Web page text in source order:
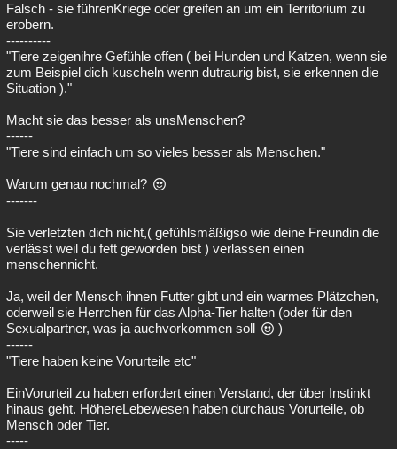
Falsch - sie führenKriege oder greifen an um ein Territorium zu
erobern.
----------
"Tiere zeigenihre Gefühle offen ( bei Hunden und Katzen, wenn sie
zum Beispiel dich kuscheln wenn dutraurig bist, sie erkennen die
Situation )."
Macht sie das besser als unsMenschen?
------
"Tiere sind einfach um so vieles besser als Menschen."
Warum genau nochmal?
-------
Sie verletzten dich nicht,( gefühlsmäßigso wie deine Freundin die
verlässt weil du fett geworden bist ) verlassen einen
menschennicht.
Ja, weil der Mensch ihnen Futter gibt und ein warmes Plätzchen,
oderweil sie Herrchen für das Alpha-Tier halten (oder für den
Sexualpartner, was ja auchvorkommen soll
)
------
"Tiere haben keine Vorurteile etc"
EinVorurteil zu haben erfordert einen Verstand, der über Instinkt
hinaus geht. HöhereLebewesen haben durchaus Vorurteile, ob
Mensch oder Tier.
-----